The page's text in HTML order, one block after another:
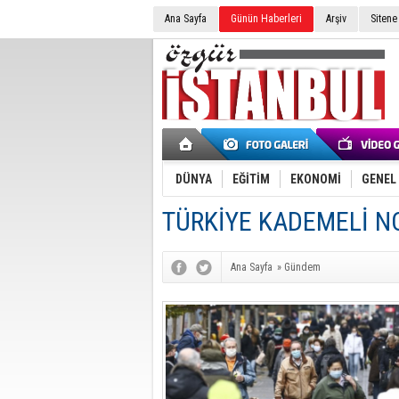
Ana Sayfa Günün Haberleri Arşiv
DÜNYA EĞİTİM EKONOMİ GENEL
TÜRKİYE KADEMELİ
Ana Sayfa » Gündem